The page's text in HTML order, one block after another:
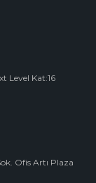
Level Kat:16
Ofis Artı Plaza